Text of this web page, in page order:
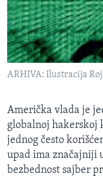
SPORT
INTERVJU
ARHIVA: Ilustracija
Američka vlada je
globalnoj hakerskoj
jednog često
upad ima značajniji
bezbednost sajber